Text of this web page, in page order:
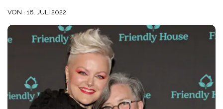
VON · 18. JULI 2022